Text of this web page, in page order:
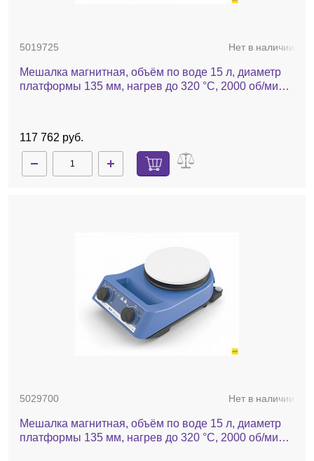
5019725 Нет в наличии
Мешалка магнитная, объём по воде 15 л, диаметр
платформы 135 мм, нагрев до 320 °С, 2000 об/мин,
117 762 руб.
5029700 Нет в наличии
Мешалка магнитная, объём по воде 15 л, диаметр
платформы 135 мм, нагрев до 320 °С, 2000 об/мин,